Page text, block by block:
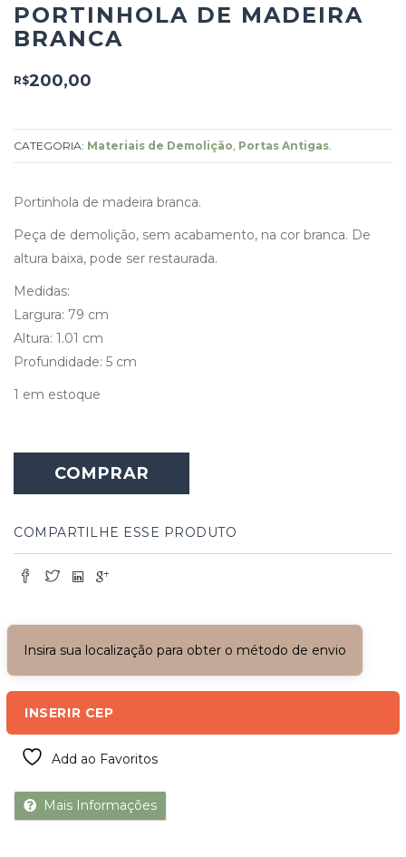
PORTINHOLA DE MADEIRA
BRANCA
R$200,00
CATEGORIA: Materiais de Demolição Portas Antigas
Portinhola de madeira branca.
Peça de demolição, sem acabamento, na cor branca. De
altura baixa, pode ser restaurada.
Medidas:
Largura: 79 cm
Altura: 1.01 cm
Profundidade: 5 cm
1 em estoque
Madeira
Branca
COMPRAR
COMPARTILHE ESSE PRODUTO
Insira sua localização para obter o método de envio
INSERIR CEP
Add ao Favoritos
Mais Informações